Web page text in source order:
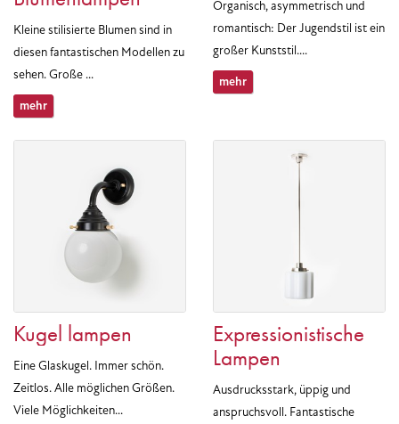
Kleine stilisierte Blumen sind in
diesen fantastischen Modellen zu
sehen. Große ...
mehr
Organisch, asymmetrisch und
romantisch: Der Jugendstil ist ein
großer Kunststil....
mehr
Kugel lampen
Eine Glaskugel. Immer schön.
Zeitlos. Alle möglichen Größen.
Viele Möglichkeiten...
Expressionistische
Lampen
Ausdrucksstark, üppig und
anspruchsvoll. Fantastische